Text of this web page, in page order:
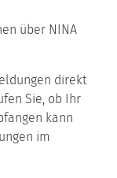
über NINA
direkt
Sie, ob Ihr
kann
im